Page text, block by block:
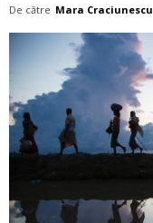
De către Mara Craciunescu